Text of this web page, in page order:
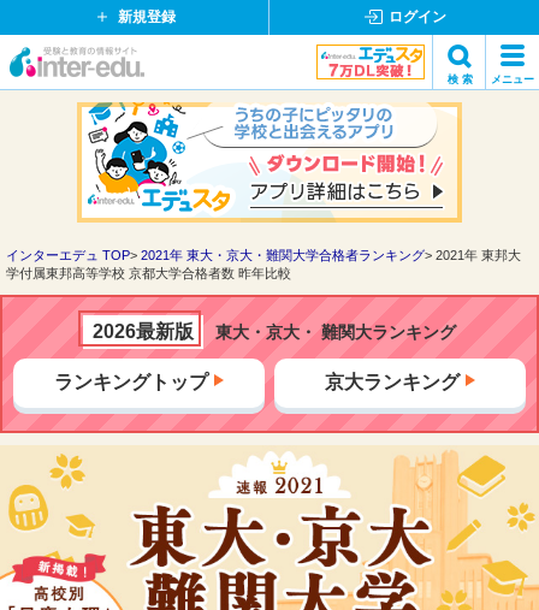
新規登録 ログイン
イ
ド
ッ
ト
検 索 メニュー
検索
インターエデュ TOP 2021年 東大・京大・難関大学合格者ランキング
2021年 東邦大
学付属東邦高等学校 京都大学合格者数 昨年比較
2026最新版 東大・京大・ 難関大ランキング
ランキングトップ 京大ランキング